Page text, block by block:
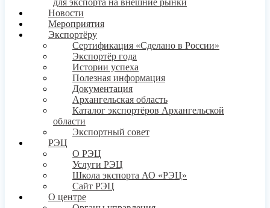
для экспорта на внешние рынки
Новости
Мероприятия
Экспортёру
Сертификация «Сделано в России»
Экспортёр года
Истории успеха
Полезная информация
Документация
Архангельская область
Каталог экспортёров Архангельской
области
Экспортный совет
РЭЦ
О РЭЦ
Услуги РЭЦ
Школа экспорта АО «РЭЦ»
Сайт РЭЦ
О центре